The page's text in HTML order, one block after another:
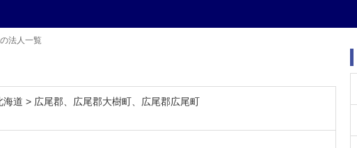
法人一覧
海道 > 広尾郡、広尾郡大樹町、広尾郡広尾町